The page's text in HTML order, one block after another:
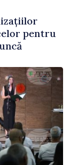
pentru